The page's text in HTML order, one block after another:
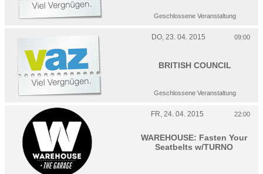
Geschlossene Veranstaltung
DO, 23. 04. 2015 09:00
BRITISH COUNCIL
Geschlossene Veranstaltung
FR, 24. 04. 2015 22:00
WAREHOUSE: Fasten Your
Seatbelts w/TURNO